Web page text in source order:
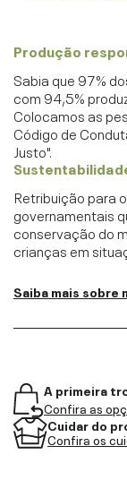
Produção
Sabia que 97%
com 94,5%
Colocamos as
Código de
Justo".
Retribuição para
governamentais
conservação do
crianças em
Saiba mais sobre
A primeira
Confira as
Cuidar do
Confira os